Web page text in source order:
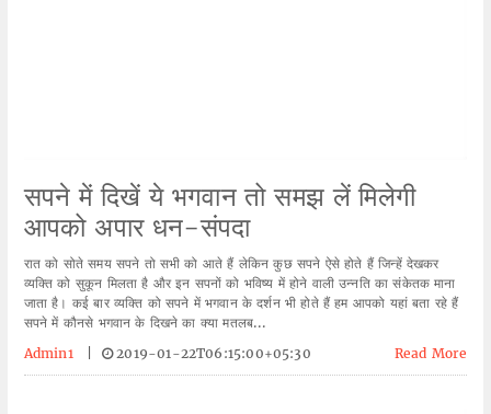
सपने में दिखें ये भगवान तो समझ लें मिलेगी
आपको अपार धन-संपदा
रात को सोते समय सपने तो सभी को आते हैं लेकिन कुछ सपने ऐसे होते हैं जिन्हें देखकर
व्यक्ति को सुकून मिलता है और इन सपनों को भविष्य में होने वाली उन्नति का संकेतक माना
जाता है। कई बार व्यक्ति को सपने में भगवान के दर्शन भी होते हैं हम आपको यहां बता रहे हैं
सपने में कौनसे भगवान के दिखने का क्या मतलब...
Admin1
2019-01-22T06:15:00+05:30 Read More